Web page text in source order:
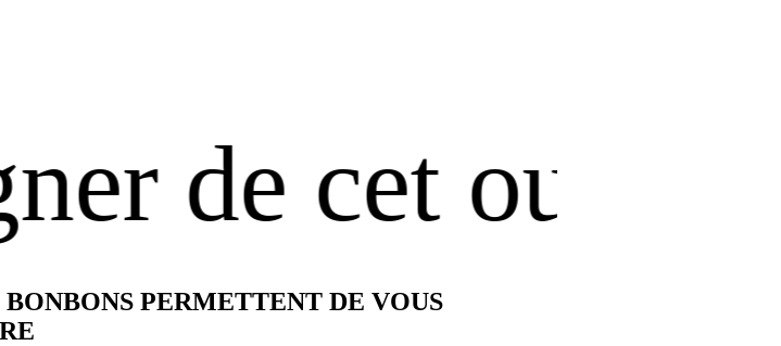
cet ouvrage,
PERMETTENT DE VOUS